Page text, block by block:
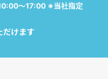
～17:00 ※当社指定
だけます